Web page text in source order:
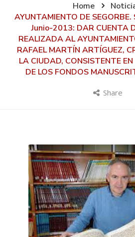
Home
AYUNTAMIENTO DE
Junio-2013: DAR CUENTA
REALIZADA AL
RAFAEL MARTÍN ARTÍGUEZ,
LA CIUDAD, CONSISTENTE
DE LOS FONDOS
Share